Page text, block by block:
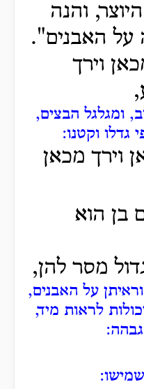
והנה
על האבנים".
וירך
ומגלגל הבצים,
גדלו וקטנו:
וירך מכאן
בן הוא
מסר להן,
על האבנים,
לראות מיד,